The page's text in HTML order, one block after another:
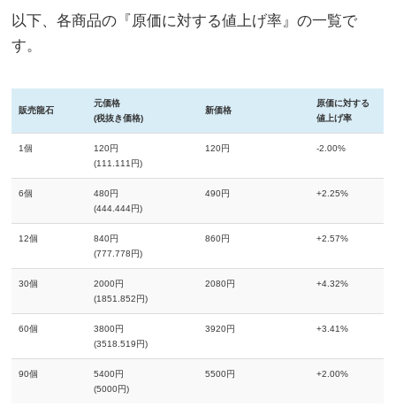
以下、各商品の『原価に対する値上げ率』の一覧で
す。
販売龍石
元価格
(税抜き価格)
新価格
原価に対する
値上げ率
1個
120円
(111.111円)
120円 -2.00%
6個
480円
(444.444円)
490円 +2.25%
12個
840円
(777.778円)
860円 +2.57%
30個
2000円
(1851.852円)
2080円 +4.32%
60個
3800円
(3518.519円)
3920円 +3.41%
90個
5400円
(5000円)
5500円 +2.00%